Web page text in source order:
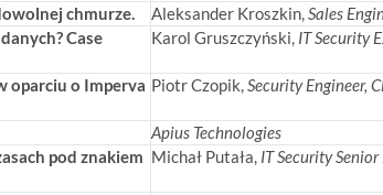
chmurze. Aleksander Kroszkin,Sales
Case
Karol Gruszczyński, IT Security
oparciu o Imperva Piotr Czopik,Security Engineer,
Apius Technologies
pod znakiem Michał Putała, IT Security Senior